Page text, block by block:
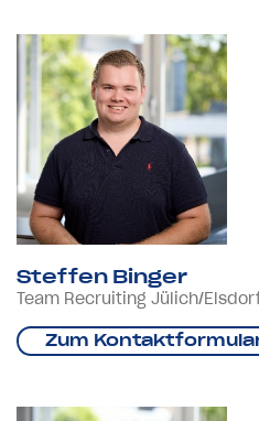
Steffen Binger
Team Recruiting Jülich/
Zum